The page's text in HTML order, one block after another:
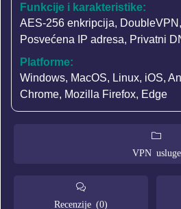
Funkcije i karakteristike:
AES-256 enkripcija, DoubleVPN ,
Posvećena IP adresa, Privatni
Platforme:
Windows, MacOS, Linux, iOS,
Chrome, Mozilla Firefox, Edge
VPN usluge
Recenzije (0)